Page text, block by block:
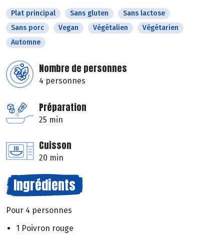
Plat principal Sans gluten
Sans lactose
Sans porc
Vegan Végétalien
Végétarien
Automne
Nombre de personnes
4 personnes
Préparation
25 min
Cuisson
20 min
Ingrédients
Pour 4 personnes
1 Poivron rouge